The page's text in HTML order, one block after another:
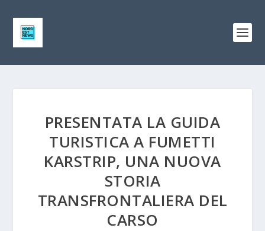
PRESENTATA LA GUIDA
TURISTICA A FUMETTI
KARSTRIP, UNA NUOVA
STORIA
TRANSFRONTALIERA DEL
CARSO